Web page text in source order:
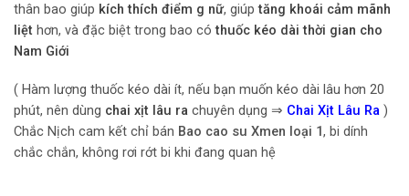
thân bao giúp kích thích điểm g nữ, giúptăng khoái cảm mãnh
liệt hơn, và đặc biệt trong bao có thuốc kéo dài thời gian cho
Nam Giới
( Hàm lượng thuốc kéo dài ít, nếu bạn muốn kéo dài lâu hơn 20
phút, nên dùng chai xịt lâu ra chuyên dụng ⇒ Chai Xịt Lâu Ra )
Chắc Nịch cam kết chỉ bán Bao cao su Xmen loại 1, bi dính
chắc chắn, không rơi rớt bi khi đang quan hệ